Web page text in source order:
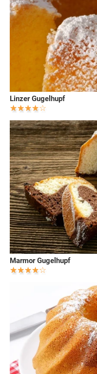
Linzer Gugelhupf
Marmor Gugelhupf